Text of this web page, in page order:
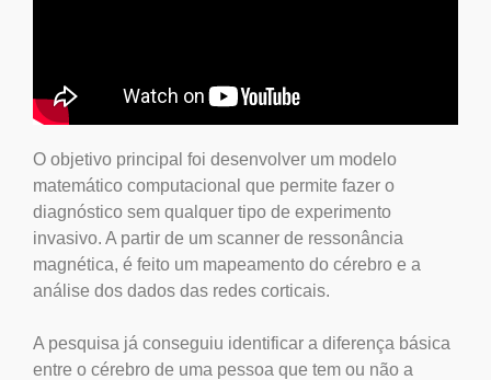
O objetivo principal foi desenvolver um modelo
matemático computacional que permite fazer o
diagnóstico sem qualquer tipo de experimento
invasivo. A partir de um scanner de ressonância
magnética, é feito um mapeamento do cérebro e a
análise dos dados das redes corticais.
A pesquisa já conseguiu identificar a diferença básica
entre o cérebro de uma pessoa que tem ou não a